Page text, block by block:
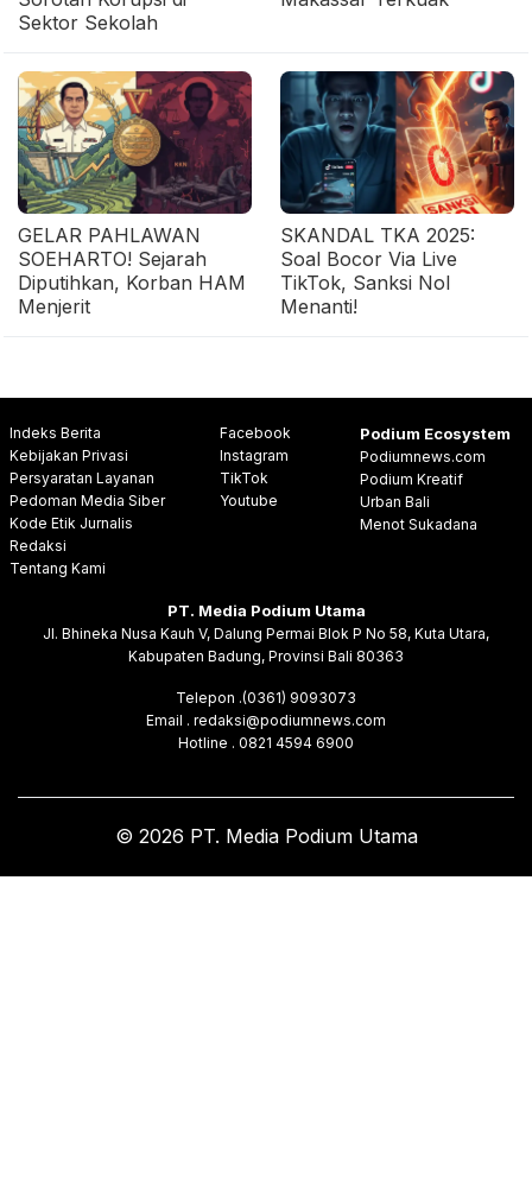
Sektor Sekolah
GELAR PAHLAWAN
SOEHARTO! Sejarah
Diputihkan, Korban HAM
Menjerit
SKANDAL TKA 2025:
Soal Bocor Via Live
TikTok, Sanksi Nol
Menanti!
Indeks Berita
Kebijakan Privasi
Persyaratan Layanan
Pedoman Media Siber
Kode Etik Jurnalis
Redaksi
Tentang Kami
Facebook
Instagram
TikTok
Youtube
Podium Ecosystem
Podiumnews.com
Podium Kreatif
Urban Bali
Menot Sukadana
PT. Media Podium Utama
Jl. Bhineka Nusa Kauh V, Dalung Permai Blok P No 58, Kuta Utara,
Kabupaten Badung, Provinsi Bali 80363
Telepon .(0361) 9093073
Email . redaksi@podiumnews.com
Hotline . 0821 4594 6900
© 2026 PT. Media Podium Utama